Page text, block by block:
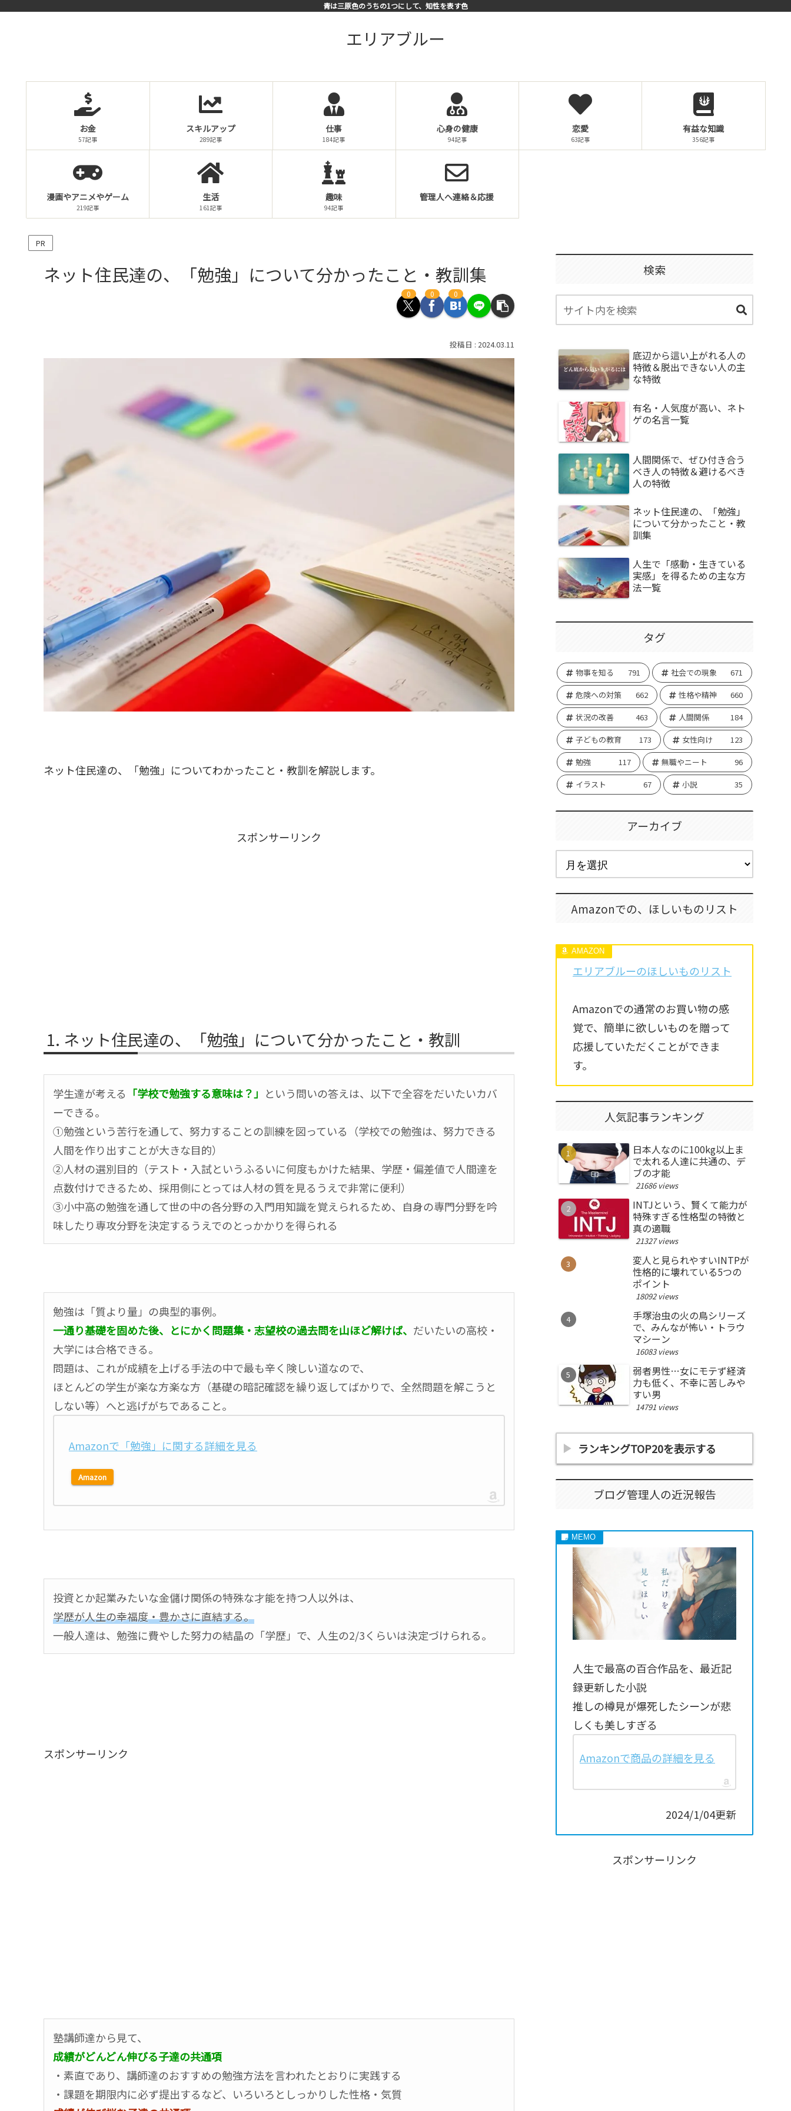
青は三原色のうちの1つにして、知性を表す色
エリアブルー
お金
57記事
スキルアップ
289記事
仕事
184記事
心身の健康
94記事
恋愛
63記事
有益な知識
356記事
漫画やアニメやゲーム
219記事
生活
161記事
趣味
94記事
管理人へ連絡＆応援
PR
ネット住民達の、「勉強」について分かったこと・教訓集
0 0 0
2024.03.11
ネット住民達の、「勉強」についてわかったこと・教訓を解説します。
スポンサーリンク
ネット住民達の、「勉強」について分かったこと・教訓
学生達が考える 「学校で勉強する意味は？」 という問いの答えは、以下で全容をだいたいカバ
ーできる。
①勉強という苦行を通して、努力することの訓練を図っている（学校での勉強は、努力できる
人間を作り出すことが大きな目的）
②人材の選別目的（テスト・入試というふるいに何度もかけた結果、学歴・偏差値で人間達を
点数付けできるため、採用側にとっては人材の質を見るうえで非常に便利）
③小中高の勉強を通して世の中の各分野の入門用知識を覚えられるため、自身の専門分野を吟
味したり専攻分野を決定するうえでのとっかかりを得られる
勉強は「質より量」の典型的事例。
一通り基礎を固めた後、とにかく問題集・志望校の過去問を山ほど解けば、 だいたいの高校・
大学には合格できる。
問題は、これが成績を上げる手法の中で最も辛く険しい道なので、
ほとんどの学生が楽な方楽な方（基礎の暗記確認を繰り返してばかりで、全然問題を解こうと
しない等）へと逃げがちであること。
Amazonで「勉強」に関する詳細を見る
Amazon
投資とか起業みたいな金儲け関係の特殊な才能を持つ人以外は、
学歴が人生の幸福度・豊かさに直結する。
一般人達は、勉強に費やした努力の結晶の「学歴」で、人生の2/3くらいは決定づけられる。
スポンサーリンク
塾講師達から見て、
成績がどんどん伸びる子達の共通項
・素直であり、講師達のおすすめの勉強方法を言われたとおりに実践する
・課題を期限内に必ず提出するなど、いろいろとしっかりした性格・気質
検索
底辺から這い上がれる人の
特徴＆脱出できない人の主
な特徴
有名・人気度が高い、ネト
ゲの名言一覧
人間関係で、ぜひ付き合う
べき人の特徴＆避けるべき
人の特徴
ネット住民達の、「勉強」
について分かったこと・教
訓集
人生で「感動・生きている
実感」を得るための主な方
法一覧
タグ
物事を知る 791 社会での現象
671
危険への対策
662 性格や精神
660
状況の改善
463 人間関係
184
子どもの教育
173 女性向け
123
勉強
117 無職やニート
96
イラスト
67 小説 35
アーカイブ
Amazonでの、ほしいものリスト
エリアブルーのほしいものリスト
Amazonでの通常のお買い物の感
覚で、簡単に欲しいものを贈って
応援していただくことができま
す。
人気記事ランキング
日本人なのに100kg以上ま
で太れる人達に共通の、デ
ブの才能
21686 views
INTJという、賢くて能力が
特殊すぎる性格型の特徴と
真の適職
21327 views
変人と見られやすいINTPが
性格的に壊れている5つの
ポイント
18092 views
手塚治虫の火の鳥シリーズ
で、みんなが怖い・トラウ
マシーン
16083 views
弱者男性…女にモテず経済
力も低く、不幸に苦しみや
すい男
14791 views
ランキングTOP20を表示する
ブログ管理人の近況報告
人生で最高の百合作品を、最近記
録更新した小説
推しの樽見が爆死したシーンが悲
しくも美しすぎる
Amazonで商品の詳細を見る
2024/1/04更新
スポンサーリンク